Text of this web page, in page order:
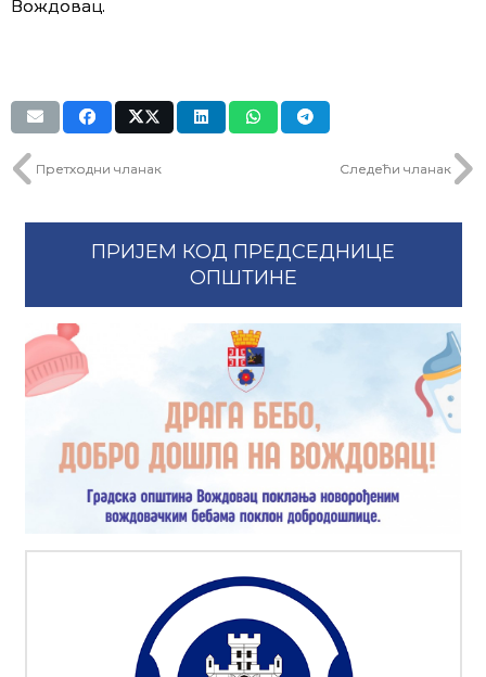
Вождовац.
Претходни чланак Следећи чланак
ПРИЈЕМ КОД ПРЕДСЕДНИЦЕ
ОПШТИНЕ